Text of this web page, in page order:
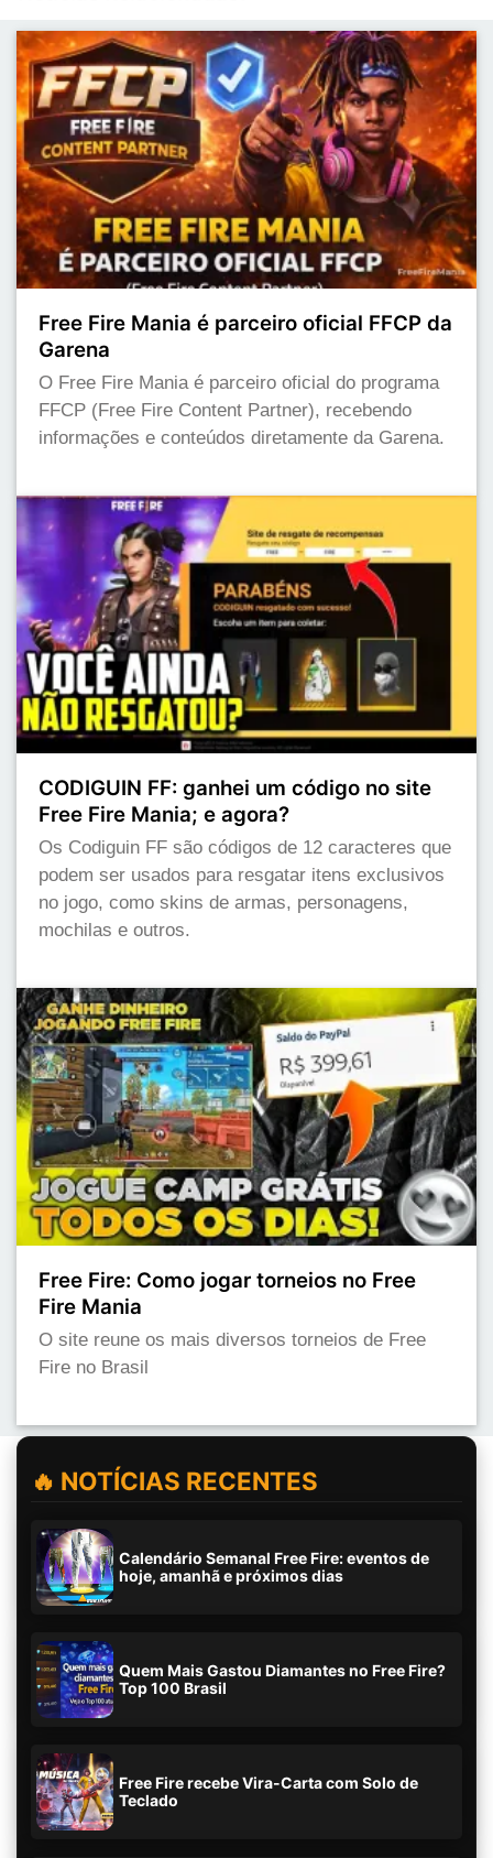
Free Fire Mania é parceiro oficial FFCP da
Garena
O Free Fire Mania é parceiro oficial do programa
FFCP (Free Fire Content Partner), recebendo
informações e conteúdos diretamente da Garena.
CODIGUIN FF: ganhei um código no site
Free Fire Mania; e agora?
Os Codiguin FF são códigos de 12 caracteres que
podem ser usados para resgatar itens exclusivos
no jogo, como skins de armas, personagens,
mochilas e outros.
Free Fire: Como jogar torneios no Free
Fire Mania
O site reune os mais diversos torneios de Free
Fire no Brasil
🔥 NOTÍCIAS RECENTES
Calendário Semanal Free Fire: eventos de
hoje, amanhã e próximos dias
Quem Mais Gastou Diamantes no Free Fire?
Top 100 Brasil
Free Fire recebe Vira-Carta com Solo de
Teclado